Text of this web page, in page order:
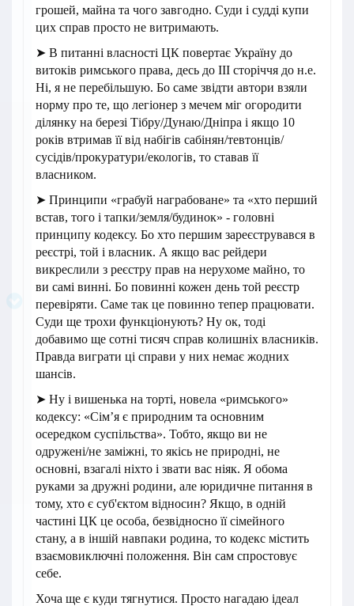
грошей, майна та чого завгодно. Суди і судді купи
цих справ просто не витримають.
➤ В питанні власності ЦК повертає Україну до
витоків римського права, десь до ІІІ сторіччя до н.е.
Ні, я не перебільшую. Бо саме звідти автори взяли
норму про те, що легіонер з мечем міг огородити
ділянку на березі Тібру/Дунаю/Дніпра і якщо 10
років втримав її від набігів сабінян/тевтонців/
сусідів/прокуратури/екологів, то ставав її
власником.
➤ Принципи «грабуй награбоване» та «хто перший
встав, того і тапки/земля/будинок» - головні
принципу кодексу. Бо хто першим зареєструвався в
реєстрі, той і власник. А якщо вас рейдери
викреслили з реєстру прав на нерухоме майно, то
ви самі винні. Бо повинні кожен день той реєстр
перевіряти. Саме так це повинно тепер працювати.
Суди ще трохи функціонують? Ну ок, тоді
добавимо ще сотні тисяч справ колишніх власників.
Правда виграти ці справи у них немає жодних
шансів.
➤ Ну і вишенька на торті, новела «римського»
кодексу: «Сім’я є природним та основним
осередком суспільства». Тобто, якщо ви не
одружені/не заміжні, то якісь не природні, не
основні, взагалі ніхто і звати вас ніяк. Я обома
руками за дружні родини, але юридичне питання в
тому, хто є суб'єктом відносин? Якщо, в одній
частині ЦК це особа, безвідносно її сімейного
стану, а в іншій навпаки родина, то кодекс містить
взаємовиключні положення. Він сам спростовує
себе.
Хоча ще є куди тягнутися. Просто нагадаю ідеал